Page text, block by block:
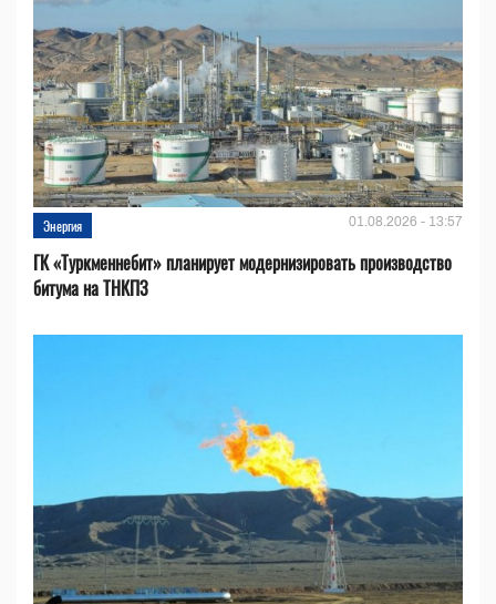
Энергия 01.08.2026 - 13:57
ГК «Туркменнебит» планирует модернизировать производство
битума на ТНКПЗ